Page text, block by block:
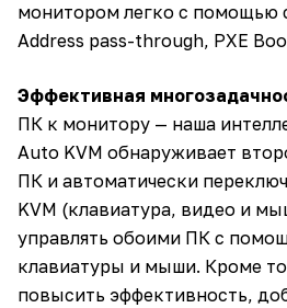
монитором легко с помощью
Address pass-through, PXE
Эффективная
ПК к монитору — наша
Auto KVM обнаруживает
ПК и автоматически
KVM (клавиатура, видео и
управлять обоими ПК с
клавиатуры и мыши. Кроме
повысить эффективность,